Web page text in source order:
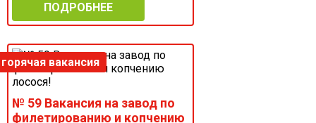
ПОДРОБНЕЕ
№ 59 Вакансия на завод по
филетированию и копчению